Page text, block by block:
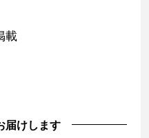
載
届けします